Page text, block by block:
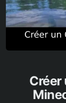
Créer